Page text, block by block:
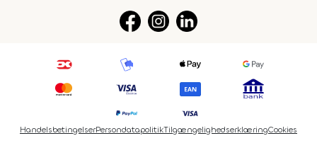
HandelsbetingelserPersondatapolitikTilgængelighedserklæringCookies